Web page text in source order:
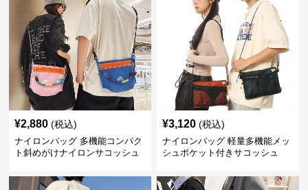
¥2,880 (税込)
ナイロンバッグ 多機能コンパク
ト斜めがけナイロンサコッシュ
¥3,120 (税込)
ナイロンバッグ 軽量多機能メッ
シュポケット付きサコッシュ